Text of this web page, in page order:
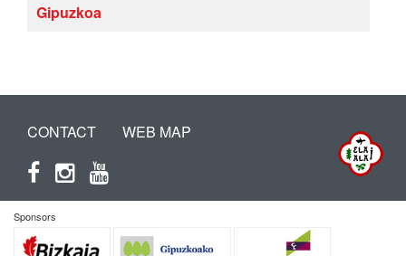
Gipuzkoa
CONTACT WEB MAP
Sponsors